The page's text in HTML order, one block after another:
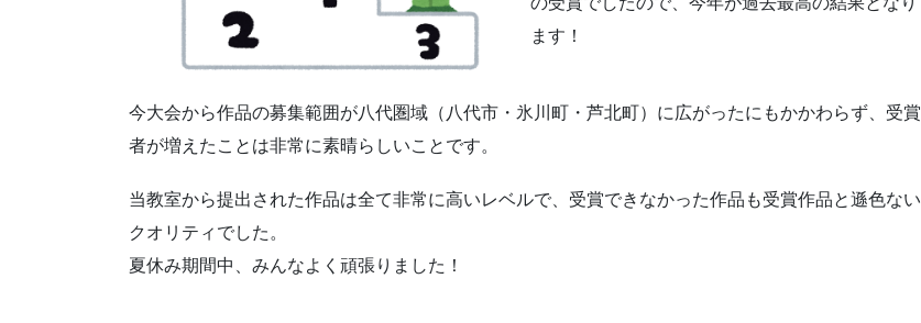
ます！
今大会から作品の募集範囲が八代圏域（八代市・氷川町・芦北町）に広がったにもかかわらず、受賞
者が増えたことは非常に素晴らしいことです。
当教室から提出された作品は全て非常に高いレベルで、受賞できなかった作品も受賞作品と遜色ない
クオリティでした。
夏休み期間中、みんなよく頑張りました！